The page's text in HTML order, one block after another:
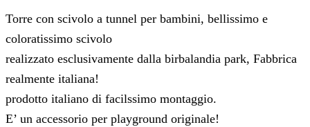
Torre con scivolo a tunnel per bambini, bellissimo e
coloratissimo scivolo
realizzato esclusivamente dalla birbalandia park, Fabbrica
realmente italiana!
prodotto italiano di facilssimo montaggio.
E’ un accessorio per playground originale!